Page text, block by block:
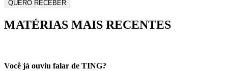
MATÉRIAS MAIS RECENTES
Você já ouviu falar de TING?